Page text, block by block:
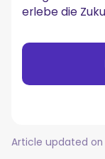
erlebe die
Article updated on